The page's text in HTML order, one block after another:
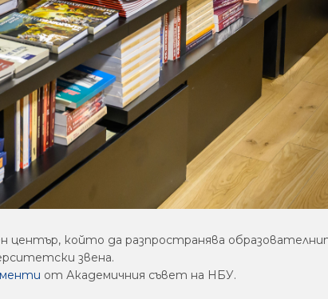
който да разпространява
звена.
от Академичния съвет на НБУ.